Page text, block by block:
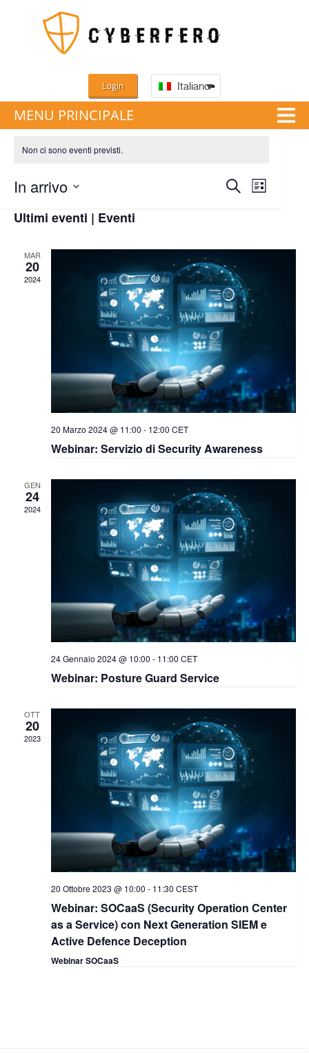
MENU PRINCIPALE
Login Italiano
Non ci sono eventi previsti.
Eventi
viste
CercaEvento
Lista
In arrivo
Seleziona
data.
Ultimi eventi | Eventi
MAR
20
2024
20 Marzo 2024 @ 11:00 - 12:00 CET
Webinar: Servizio di Security Awareness
GEN
24
2024
24 Gennaio 2024 @ 10:00 - 11:00 CET
Webinar: Posture Guard Service
OTT
20
2023
20 Ottobre 2023 @ 10:00 - 11:30 CEST
Webinar: SOCaaS (Security Operation Center
as a Service) con Next Generation SIEM e
Active Defence Deception
Webinar SOCaaS